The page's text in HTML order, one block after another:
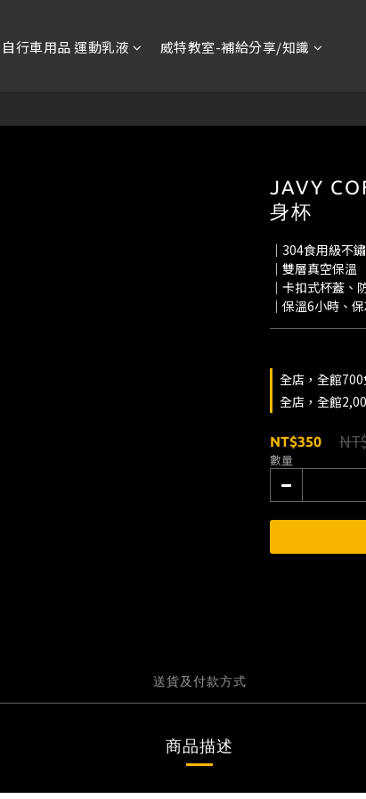
自行車用品 運動乳液 威特教室-補給分享/知識
JAVY
身杯
｜304食用級不
｜雙層真空保溫
｜卡扣式杯蓋、
｜保溫6小時、
全店，全館
全店，全館
NT$350
數量
送貨及付款方式
商品描述